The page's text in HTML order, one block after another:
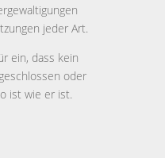
jeder Art.
ein, dass kein
oder
ist wie er ist.